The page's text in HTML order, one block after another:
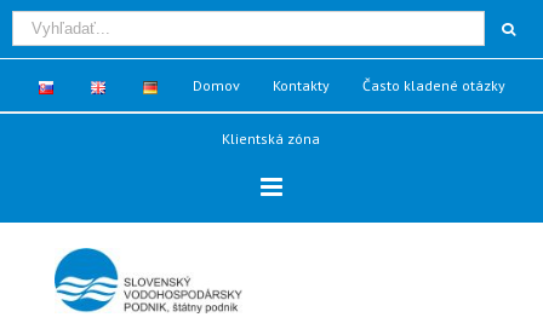
Domov Kontakty Často kladené otázky
Klientská zóna